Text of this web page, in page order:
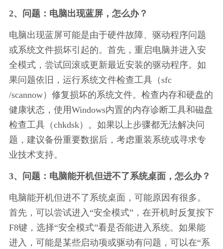
2、问题：电脑出现蓝屏，怎么办？
电脑出现蓝屏可能是由于硬件故障、驱动程序问题
或系统文件损坏引起的。首先，重启电脑并进入安
全模式，尝试回滚或更新最近安装的驱动程序。如
果问题依旧，运行系统文件检查工具（sfc
/scannow）修复损坏的系统文件。检查内存和硬盘的
健康状态，使用Windows内置的内存诊断工具和磁盘
检查工具（chkdsk）。如果以上步骤都无法解决问
题，建议备份重要数据后，考虑重装系统或寻求专
业技术支持。
3、问题：电脑能开机但进不了系统桌面，怎么办？
电脑能开机但进不了系统桌面，可能原因有很多。
首先，可以尝试进入“安全模式”，在开机时反复按下
F8键，选择“安全模式”看是否能进入系统。如果能
进入，可能是某些启动项或驱动有问题，可以在“系